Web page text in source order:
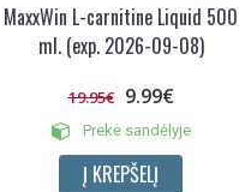
MaxxWin L-carnitine Liquid 500
ml. (exp. 2026-09-08)
19.95€ 9.99€
Prekė sandėlyje
Į KREPŠELĮ